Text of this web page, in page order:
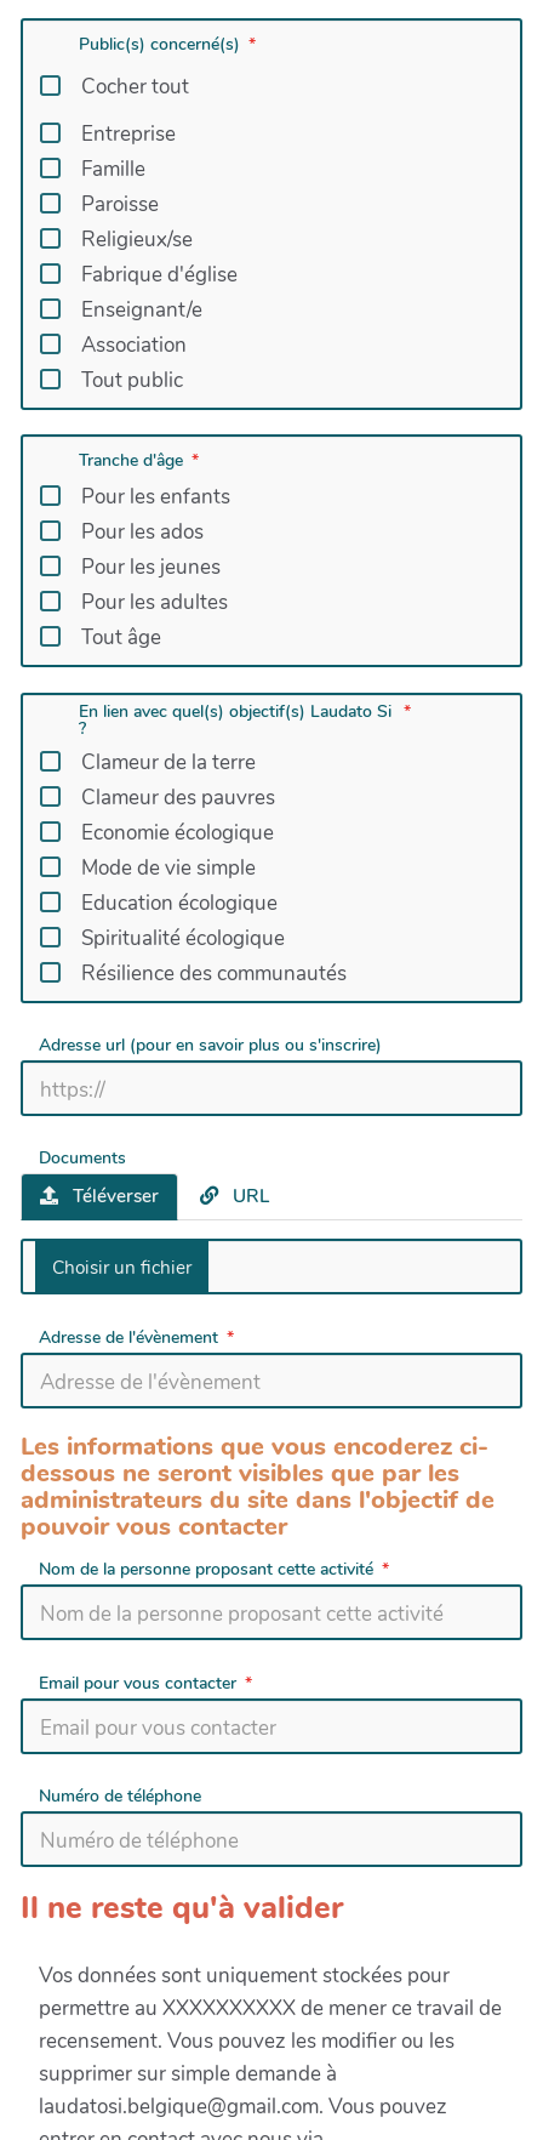
Public(s) concerné(s)
Cocher tout
Entreprise
Famille
Paroisse
Religieux/se
Fabrique d'église
Enseignant/e
Association
Tout public
Tranche d'âge
Pour les enfants
Pour les ados
Pour les jeunes
Pour les adultes
Tout âge
En lien avec quel(s) objectif(s) Laudato Si
?
Clameur de la terre
Clameur des pauvres
Economie écologique
Mode de vie simple
Education écologique
Spiritualité écologique
Résilience des communautés
Adresse url (pour en savoir plus ou s'inscrire)
Documents
Téléverser URL
Adresse de l'évènement
Les informations que vous encoderez ci-
dessous ne seront visibles que par les
administrateurs du site dans l'objectif de
pouvoir vous contacter
Nom de la personne proposant cette activité
Email pour vous contacter
Numéro de téléphone
Il ne reste qu'à valider
Vos données sont uniquement stockées pour
permettre au XXXXXXXXXX de mener ce travail de
recensement. Vous pouvez les modifier ou les
supprimer sur simple demande à
laudatosi.belgique@gmail.com. Vous pouvez